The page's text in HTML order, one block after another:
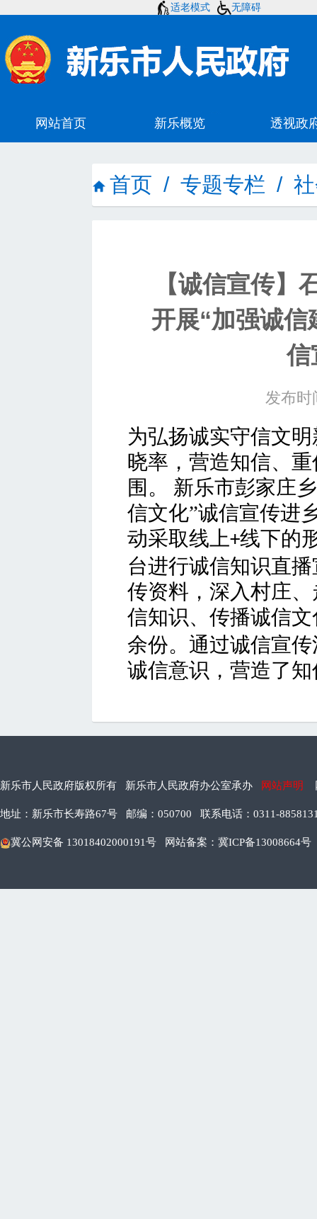
适老模式 无障碍
首页 / 专题专栏 /
【诚信宣传】
开展“加强诚信
信
发布时
为弘扬诚实守信文
晓率，营造知信、
围 。
新乐市彭家庄
信文化”诚信宣传进
动采取线上+线下的
台进行诚信知识直
传资料，深入村庄
信知识、传播诚信
余份。通过诚信宣
诚信意识，营造了